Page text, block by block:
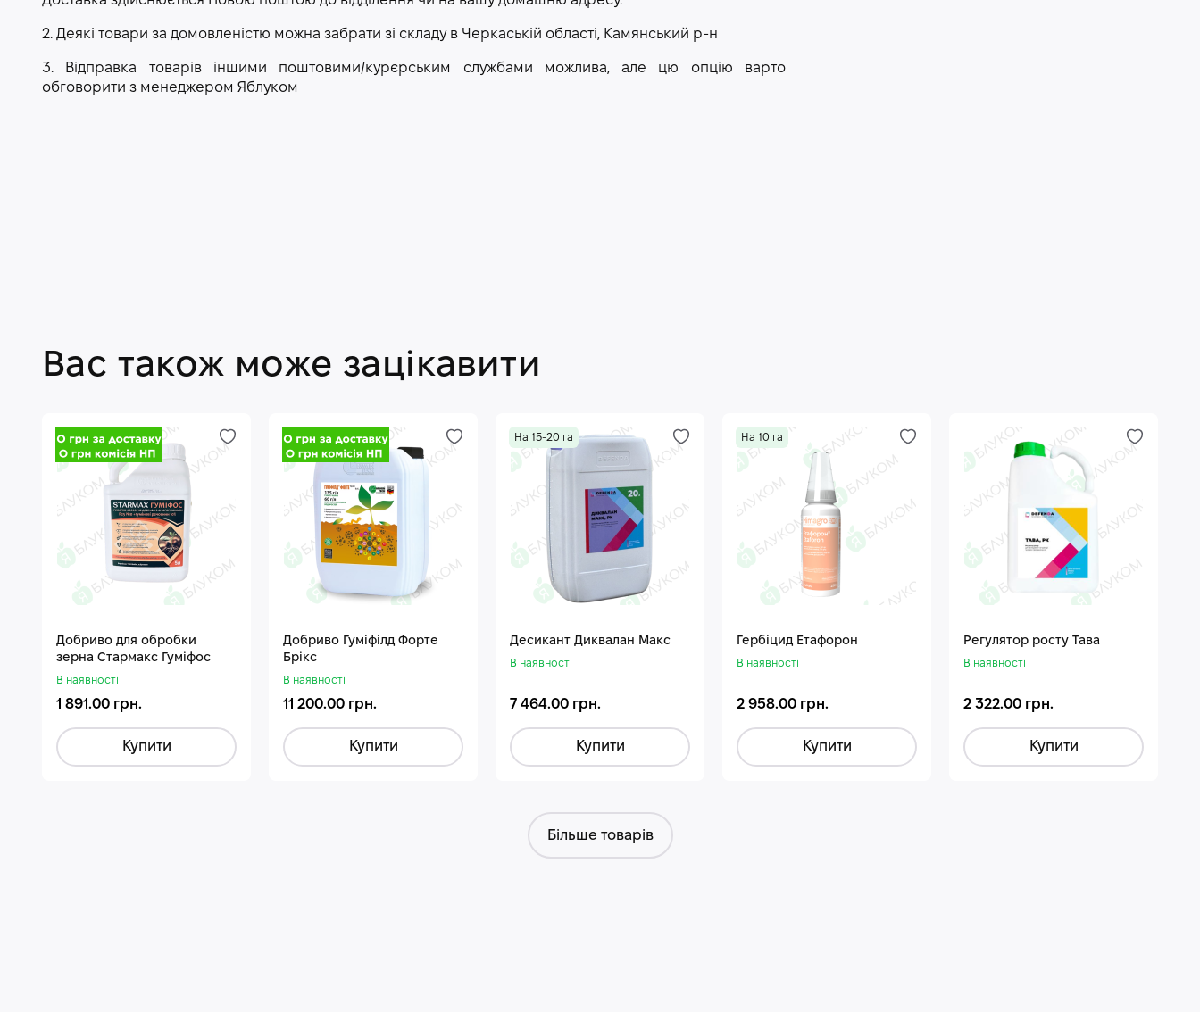
2. Деякі товари за домовленістю можна забрати зі складу в Черкаській області, Камянський р-н
3. Відправка товарів іншими поштовими/курєрським службами можлива, але цю опцію варто
обговорити з менеджером Яблуком
Вас також може зацікавити
Добриво для обробки
зерна Стармакс Гуміфос
В наявності
1 891.00 грн.
Купити
Добриво Гуміфілд Форте
Брікс
В наявності
11 200.00 грн.
Купити
На 15-20 га
Десикант Диквалан Макс
В наявності
7 464.00 грн.
Купити
На 10 га
Гербіцид Етафорон
В наявності
2 958.00 грн.
Купити
Регулятор росту Тава
В наявності
2 322.00 грн.
Купити
Більше товарів